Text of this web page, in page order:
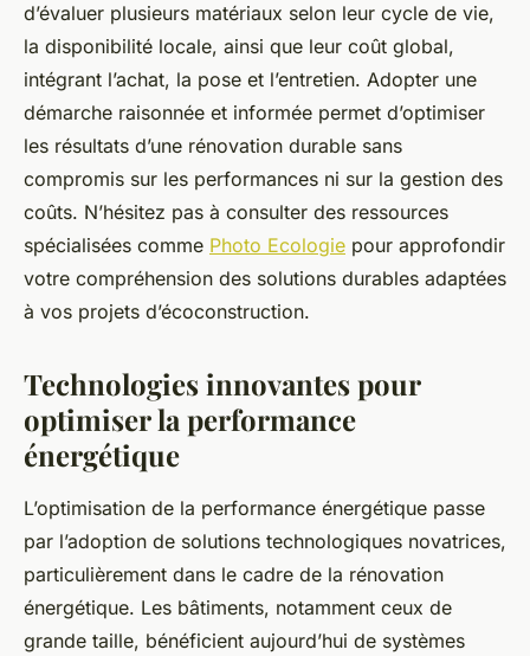
d’évaluer plusieurs matériaux selon leur cycle de vie,
la disponibilité locale, ainsi que leur coût global,
intégrant l’achat, la pose et l’entretien. Adopter une
démarche raisonnée et informée permet d’optimiser
les résultats d’une rénovation durable sans
compromis sur les performances ni sur la gestion des
coûts. N’hésitez pas à consulter des ressources
spécialisées comme Photo Ecologie pour approfondir
votre compréhension des solutions durables adaptées
à vos projets d’écoconstruction.
Technologies innovantes pour
optimiser la performance
énergétique
L’optimisation de la performance énergétique passe
par l’adoption de solutions technologiques novatrices,
particulièrement dans le cadre de la rénovation
énergétique. Les bâtiments, notamment ceux de
grande taille, bénéficient aujourd’hui de systèmes